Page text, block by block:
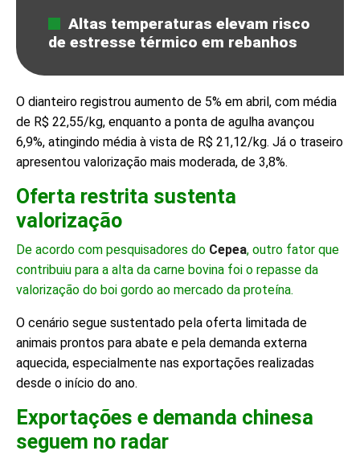
Altas temperaturas elevam risco
de estresse térmico em rebanhos
O dianteiro registrou aumento de 5% em abril, com média
de R$ 22,55/kg, enquanto a ponta de agulha avançou
6,9%, atingindo média à vista de R$ 21,12/kg. Já o traseiro
apresentou valorização mais moderada, de 3,8%.
Oferta restrita sustenta
valorização
De acordo com pesquisadores do Cepea, outro fator que
contribuiu para a alta da carne bovina foi o repasse da
valorização do boi gordo ao mercado da proteína.
O cenário segue sustentado pela oferta limitada de
animais prontos para abate e pela demanda externa
aquecida, especialmente nas exportações realizadas
desde o início do ano.
Exportações e demanda chinesa
seguem no radar